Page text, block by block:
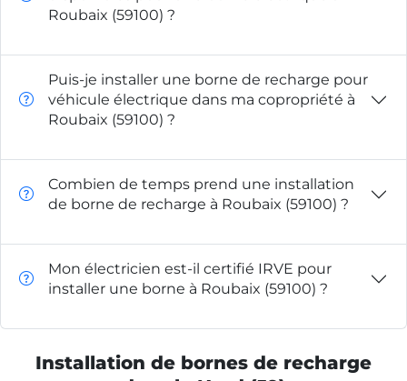
Roubaix (59100) ?
Puis-je installer une borne de recharge pour
véhicule électrique dans ma copropriété à
Roubaix (59100) ?
Combien de temps prend une installation
de borne de recharge à Roubaix (59100) ?
Mon électricien est-il certifié IRVE pour
installer une borne à Roubaix (59100) ?
Installation de bornes de recharge